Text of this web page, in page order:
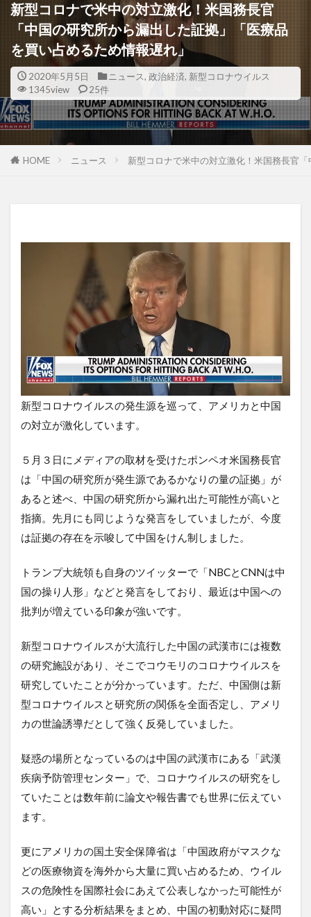
新型コロナで米中の対立激化！米国務長官
「中国の研究所から漏出した証拠」「医療品
を買い占めるため情報遅れ」
2020年5月5日 ニュース, 政治経済, 新型コロナウイルス
1345view
25件
HOME ニュース 新型コロナで米中の対立激化！米国務長官
新型コロナウイルスの発生源を巡って、アメリカと中国
の対立が激化しています。
５月３日にメディアの取材を受けたポンペオ米国務長官
は「中国の研究所が発生源であるかなりの量の証拠」が
あると述べ、中国の研究所から漏れ出た可能性が高いと
指摘。先月にも同じような発言をしていましたが、今度
は証拠の存在を示唆して中国をけん制しました。
トランプ大統領も自身のツイッターで「NBCとCNNは中
国の操り人形」などと発言をしており、最近は中国への
批判が増えている印象が強いです。
新型コロナウイルスが大流行した中国の武漢市には複数
の研究施設があり、そこでコウモリのコロナウイルスを
研究していたことが分かっています。ただ、中国側は新
型コロナウイルスと研究所の関係を全面否定し、アメリ
カの世論誘導だとして強く反発していました。
疑惑の場所となっているのは中国の武漢市にある「武漢
疾病予防管理センター」で、コロナウイルスの研究をし
ていたことは数年前に論文や報告書でも世界に伝えてい
ます。
更にアメリカの国土安全保障省は「中国政府がマスクな
どの医療物資を海外から大量に買い占めるため、ウイル
スの危険性を国際社会にあえて公表しなかった可能性が
高い」とする分析結果をまとめ、中国の初動対応に疑問